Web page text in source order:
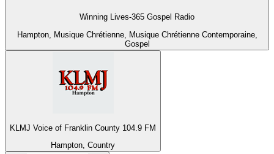
Winning Lives-365 Gospel Radio
Hampton, Musique Chrétienne, Musique Chrétienne Contemporaine,
Gospel
KLMJ Voice of Franklin County 104.9 FM
Hampton, Country